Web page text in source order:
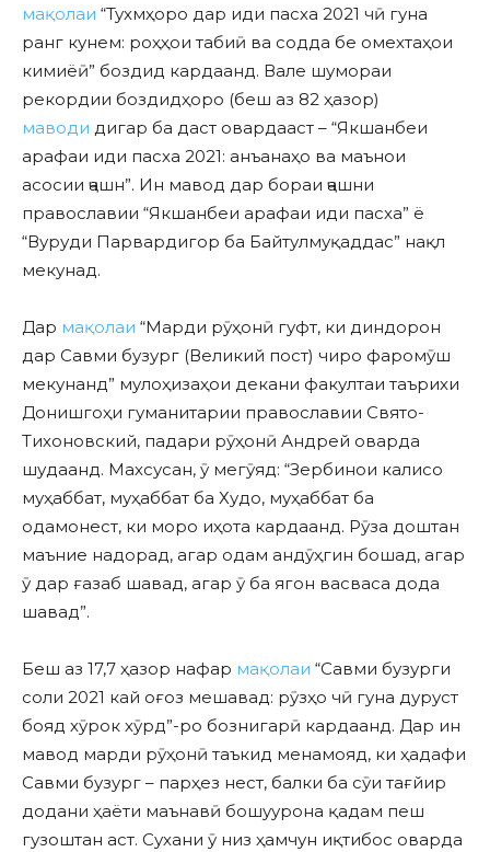
мақолаи “Тухмҳоро дар иди пасха 2021 чӣ гуна
ранг кунем: роҳҳои табиӣ ва содда бе омехтаҳои
кимиёӣ” боздид кардаанд. Вале шумораи
рекордии боздидҳоро (беш аз 82 ҳазор)
маводи дигар ба даст овардааст – “Якшанбеи
арафаи иди пасха 2021: анъанаҳо ва маънои
асосии ҷашн”. Ин мавод дар бораи ҷашни
православии “Якшанбеи арафаи иди пасха” ё
“Вуруди Парвардигор ба Байтулмуқаддас” нақл
мекунад.
Дар мақолаи “Марди рӯҳонӣ гуфт, ки диндорон
дар Савми бузург (Великий пост) чиро фаромӯш
мекунанд” мулоҳизаҳои декани факултаи таърихи
Донишгоҳи гуманитарии православии Свято-
Тихоновский, падари рӯҳонӣ Андрей оварда
шудаанд. Махсусан, ӯ мегӯяд: “Зербинои калисо
муҳаббат, муҳаббат ба Худо, муҳаббат ба
одамонест, ки моро иҳота кардаанд. Рӯза доштан
маъние надорад, агар одам андӯҳгин бошад, агар
ӯ дар ғазаб шавад, агар ӯ ба ягон васваса дода
шавад”.
Беш аз 17,7 ҳазор нафар мақолаи “Савми бузурги
соли 2021 кай оғоз мешавад: рӯзҳо чӣ гуна дуруст
бояд хӯрок хӯрд”-ро бознигарӣ кардаанд. Дар ин
мавод марди рӯҳонӣ таъкид менамояд, ки ҳадафи
Савми бузург – парҳез нест, балки ба сӯи тағйир
додани ҳаёти маънавӣ бошуурона қадам пеш
гузоштан аст. Сухани ӯ низ ҳамчун иқтибос оварда